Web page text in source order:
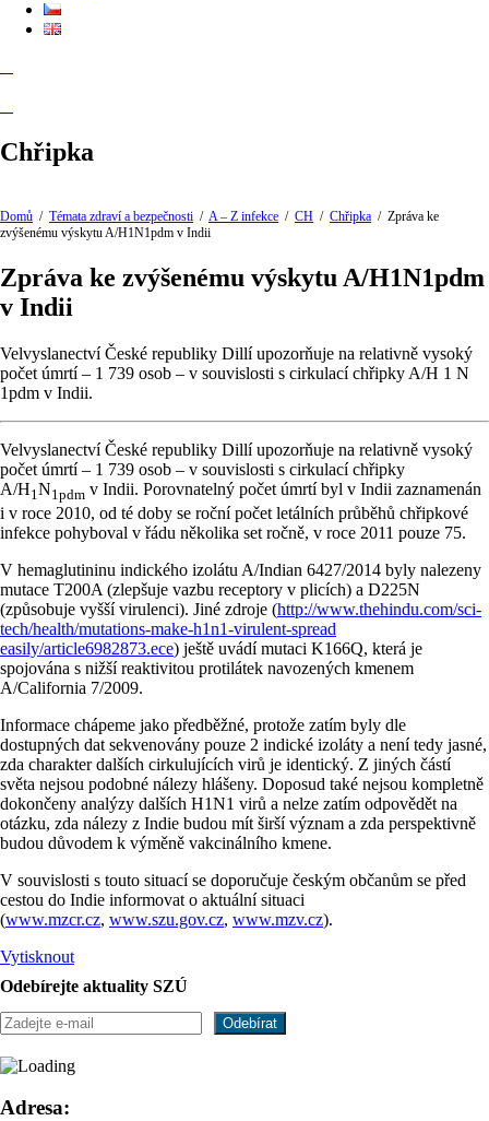
Chřipka
Domů / Témata zdraví a bezpečnosti / A – Z infekce / CH / Chřipka / Zpráva ke
zvýšenému výskytu A/H1N1pdm v Indii
Zpráva ke zvýšenému výskytu A/H1N1pdm
v Indii
Velvyslanectví České republiky Dillí upozorňuje na relativně vysoký
počet úmrtí – 1 739 osob – v souvislosti s cirkulací chřipky A/H 1 N
1pdm v Indii.
Velvyslanectví České republiky Dillí upozorňuje na relativně vysoký
počet úmrtí – 1 739 osob – v souvislosti s cirkulací chřipky
A/H1 N1pdm v Indii. Porovnatelný počet úmrtí byl v Indii zaznamenán
i v roce 2010, od té doby se roční počet letálních průběhů chřipkové
infekce pohyboval v řádu několika set ročně, v roce 2011 pouze 75.
V hemaglutininu indického izolátu A/Indian 6427/2014 byly nalezeny
mutace T200A (zlepšuje vazbu receptory v plicích) a D225N
(způsobuje vyšší virulenci). Jiné zdroje (http://www.thehindu.com/sci-
tech/health/mutations-make-h1n1-virulent-spread
easily/article6982873.ece) ještě uvádí mutaci K166Q, která je
spojována s nižší reaktivitou protilátek navozených kmenem
A/California 7/2009.
Informace chápeme jako předběžné, protože zatím byly dle
dostupných dat sekvenovány pouze 2 indické izoláty a není tedy jasné,
zda charakter dalších cirkulujících virů je identický. Z jiných částí
světa nejsou podobné nálezy hlášeny. Doposud také nejsou kompletně
dokončeny analýzy dalších H1N1 virů a nelze zatím odpovědět na
otázku, zda nálezy z Indie budou mít širší význam a zda perspektivně
budou důvodem k výměně vakcinálního kmene.
V souvislosti s touto situací se doporučuje českým občanům se před
cestou do Indie informovat o aktuální situaci
(www.mzcr.cz, www.szu.gov.cz, www.mzv.cz).
Vytisknout
Odebírejte aktuality SZÚ
Adresa: